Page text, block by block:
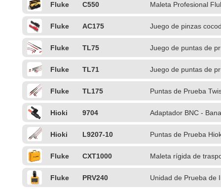
Fluke C550 Maleta Profesional
Fluke AC175 Juego de pinzas
Fluke TL75
Juego de puntas de
Fluke
TL71
Juego de puntas de
Fluke
TL175 Puntas de Prueba
Hioki 9704 Adaptador BNC -
Hioki L9207-10
Puntas de Prueba
Fluke
CXT1000 Maleta rígida de
Fluke PRV240 Unidad de Prueba de